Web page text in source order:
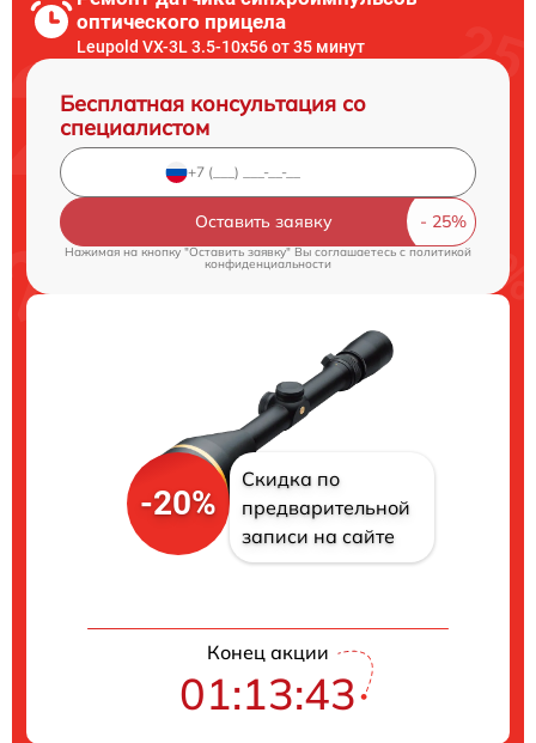
оптического прицела
Leupold VX-3L 3.5-10x56 от 35 минут
Бесплатная консультация со
специалистом
Оставить заявку
Нажимая на кнопку "Оставить заявку" Вы соглашаетесь cполитикой
конфиденциальности
-20%
Скидка по
предварительной
записи на сайте
Конец акции
01:13:42